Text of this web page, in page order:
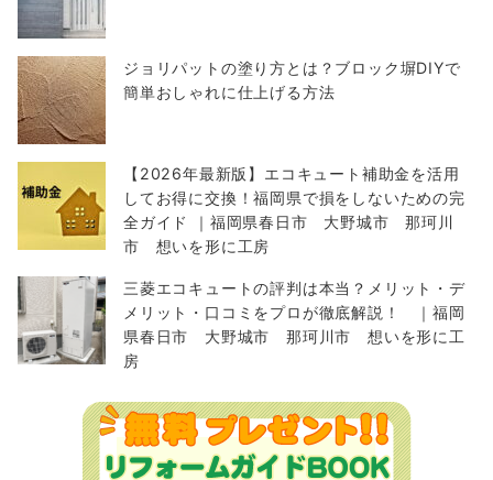
ジョリパットの塗り方とは？ブロック塀DIYで
簡単おしゃれに仕上げる方法
【2026年最新版】エコキュート補助金を活用
してお得に交換！福岡県で損をしないための完
全ガイド ｜福岡県春日市 大野城市 那珂川
市 想いを形に工房
三菱エコキュートの評判は本当？メリット・デ
メリット・口コミをプロが徹底解説！ ｜福岡
県春日市 大野城市 那珂川市 想いを形に工
房